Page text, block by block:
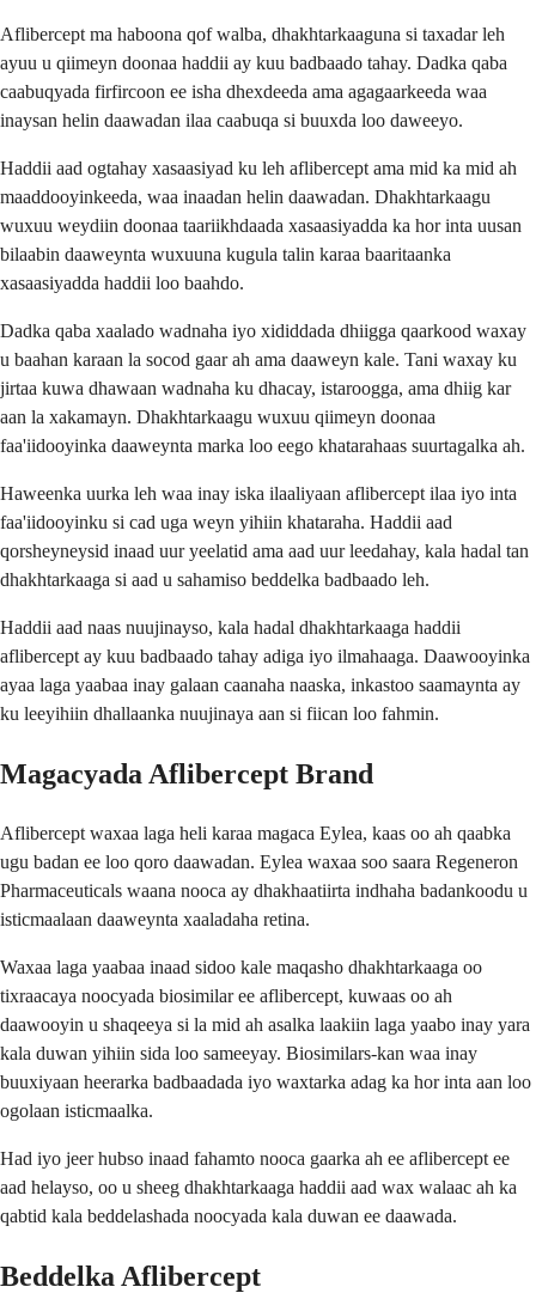
Aflibercept ma haboona qof walba, dhakhtarkaaguna si taxadar leh
ayuu u qiimeyn doonaa haddii ay kuu badbaado tahay. Dadka qaba
caabuqyada firfircoon ee isha dhexdeeda ama agagaarkeeda waa
inaysan helin daawadan ilaa caabuqa si buuxda loo daweeyo.
Haddii aad ogtahay xasaasiyad ku leh aflibercept ama mid ka mid ah
maaddooyinkeeda, waa inaadan helin daawadan. Dhakhtarkaagu
wuxuu weydiin doonaa taariikhdaada xasaasiyadda ka hor inta uusan
bilaabin daaweynta wuxuuna kugula talin karaa baaritaanka
xasaasiyadda haddii loo baahdo.
Dadka qaba xaalado wadnaha iyo xididdada dhiigga qaarkood waxay
u baahan karaan la socod gaar ah ama daaweyn kale. Tani waxay ku
jirtaa kuwa dhawaan wadnaha ku dhacay, istaroogga, ama dhiig kar
aan la xakamayn. Dhakhtarkaagu wuxuu qiimeyn doonaa
faa'iidooyinka daaweynta marka loo eego khatarahaas suurtagalka ah.
Haweenka uurka leh waa inay iska ilaaliyaan aflibercept ilaa iyo inta
faa'iidooyinku si cad uga weyn yihiin khataraha. Haddii aad
qorsheyneysid inaad uur yeelatid ama aad uur leedahay, kala hadal tan
dhakhtarkaaga si aad u sahamiso beddelka badbaado leh.
Haddii aad naas nuujinayso, kala hadal dhakhtarkaaga haddii
aflibercept ay kuu badbaado tahay adiga iyo ilmahaaga. Daawooyinka
ayaa laga yaabaa inay galaan caanaha naaska, inkastoo saamaynta ay
ku leeyihiin dhallaanka nuujinaya aan si fiican loo fahmin.
Magacyada Aflibercept Brand
Aflibercept waxaa laga heli karaa magaca Eylea, kaas oo ah qaabka
ugu badan ee loo qoro daawadan. Eylea waxaa soo saara Regeneron
Pharmaceuticals waana nooca ay dhakhaatiirta indhaha badankoodu u
isticmaalaan daaweynta xaaladaha retina.
Waxaa laga yaabaa inaad sidoo kale maqasho dhakhtarkaaga oo
tixraacaya noocyada biosimilar ee aflibercept, kuwaas oo ah
daawooyin u shaqeeya si la mid ah asalka laakiin laga yaabo inay yara
kala duwan yihiin sida loo sameeyay. Biosimilars-kan waa inay
buuxiyaan heerarka badbaadada iyo waxtarka adag ka hor inta aan loo
ogolaan isticmaalka.
Had iyo jeer hubso inaad fahamto nooca gaarka ah ee aflibercept ee
aad helayso, oo u sheeg dhakhtarkaaga haddii aad wax walaac ah ka
qabtid kala beddelashada noocyada kala duwan ee daawada.
Beddelka Aflibercept